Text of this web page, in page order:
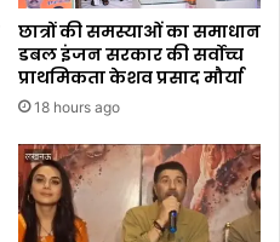
छात्रों की समस्याओं का समाधान
डबल इंजन सरकार की सर्वोच्च
प्राथमिकता केशव प्रसाद मौर्या
18 hours ago